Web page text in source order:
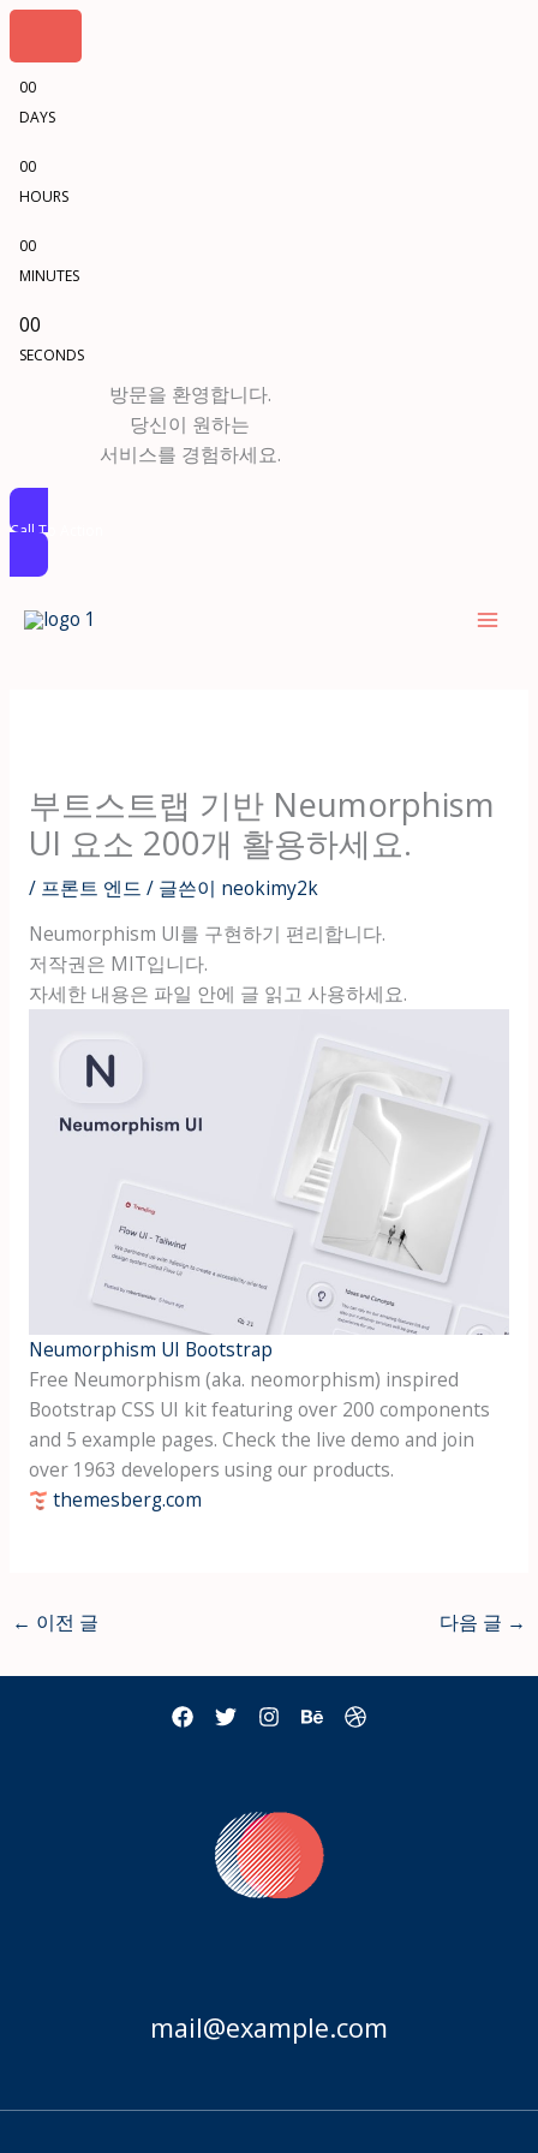
00
DAYS
00
HOURS
00
MINUTES
00
SECONDS
방문을 환영합니다.
당신이 원하는
서비스를 경험하세요.
Call To Action
부트스트랩 기반 Neumorphism
UI 요소 200개 활용하세요.
/ 프론트 엔드 / 글쓴이 neokimy2k
Neumorphism UI를 구현하기 편리합니다.
저작권은 MIT입니다.
자세한 내용은 파일 안에 글 읽고 사용하세요.
Neumorphism UI Bootstrap
Free Neumorphism (aka. neomorphism) inspired
Bootstrap CSS UI kit featuring over 200 components
and 5 example pages. Check the live demo and join
over 1963 developers using our products.
themesberg.com
← 이전 글 다음 글 →
mail@example.com